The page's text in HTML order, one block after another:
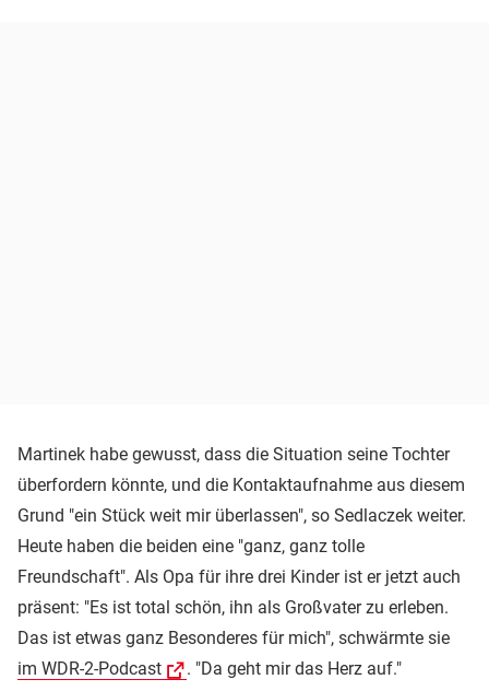
Martinek habe gewusst, dass die Situation seine Tochter
überfordern könnte, und die Kontaktaufnahme aus diesem
Grund "ein Stück weit mir überlassen", so Sedlaczek weiter.
Heute haben die beiden eine "ganz, ganz tolle
Freundschaft". Als Opa für ihre drei Kinder ist er jetzt auch
präsent: "Es ist total schön, ihn als Großvater zu erleben.
Das ist etwas ganz Besonderes für mich", schwärmte sie
im WDR-2-Podcast
. "Da geht mir das Herz auf."